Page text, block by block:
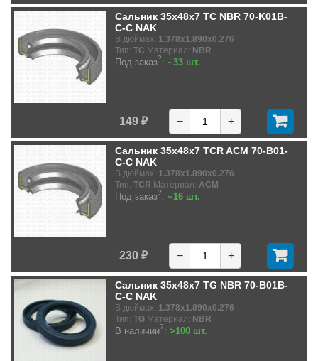
Сальник 35x48x7 TC NBR 70-K01B-
C-C NAK
В дюймах: 1.378x1.890x0.276
Тип: TC Материал: NBR
Под заказ?: ~33 шт.
149 ₽ − +
Сальник 35x48x7 TCR ACM 70-B01-
C-C NAK
В дюймах: 1.378x1.890x0.276
Тип: TCR Материал: ACM
Под заказ?: ~16 шт.
230 ₽ − +
Сальник 35x48x7 TG NBR 70-B01B-
C-C NAK
В дюймах: 1.378x1.890x0.276
Тип: TG Материал: NBR
В наличии?: >100 шт.